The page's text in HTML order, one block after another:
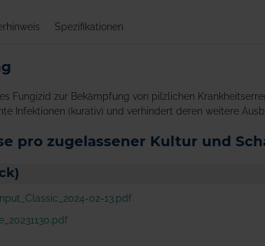
Spezifikationen
Fungizid zur Bekämpfung von pilzlichen
Infektionen (kurativ) und verhindert deren weitere
pro zugelassener Kultur und
02-13.pdf